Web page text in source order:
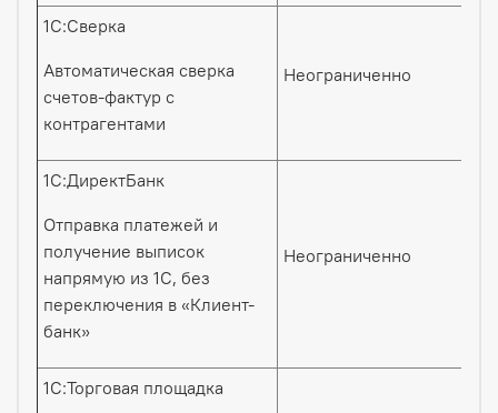
1С:Сверка
Автоматическая сверка
счетов-фактур с
контрагентами
Неограниченно
1С:ДиректБанк
Отправка платежей и
получение выписок
напрямую из 1С, без
переключения в «Клиент-
банк»
Неограниченно
1С:Торговая площадка